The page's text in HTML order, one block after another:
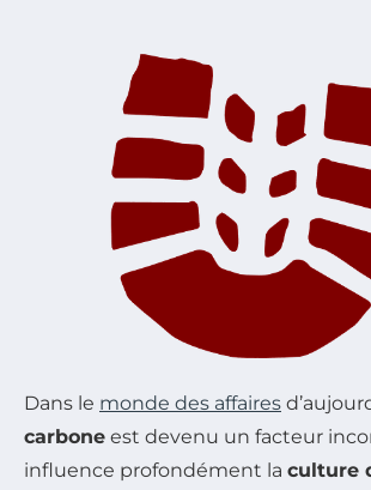
Dans le monde des affaires
carbone est devenu un facteur
influence profondément la culture